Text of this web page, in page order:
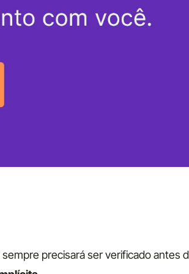
precisará ser verificado antes